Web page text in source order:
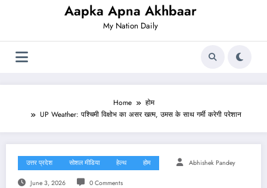
Aapka Apna Akhbaar
My Nation Daily
Home
होम
UP Weather: पश्चिमी विक्षोभ का असर खत्म, उमस के साथ गर्मी करेगी परेशान
उत्तर प्रदेश सोशल मीडिया हेल्थ होम Abhishek Pandey
June 3, 2026 0 Comments